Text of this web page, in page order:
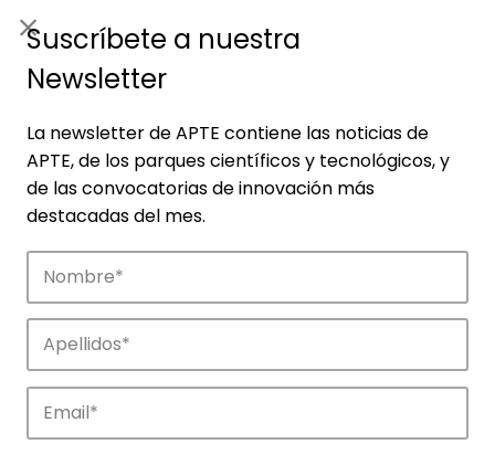
Empresas
Descubre las empresas que impulsan la
innovación en los parques de APTE.
Suscríbete a nuestra
Newsletter
La newsletter de APTE contiene las noticias de
APTE, de los parques científicos y tecnológicos, y
de las convocatorias de innovación más
destacadas del mes.